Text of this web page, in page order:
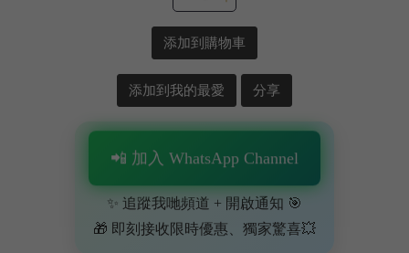
添加到購物車
添加到我的最愛 分享
📲 加入 WhatsApp Channel
✨ 追蹤我哋頻道 + 開啟通知 🎯
🎁 即刻接收限時優惠、獨家驚喜💥